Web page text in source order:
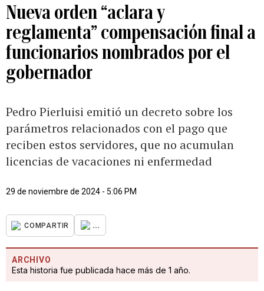
Nueva orden “aclara y
reglamenta” compensación final a
funcionarios nombrados por el
gobernador
Pedro Pierluisi emitió un decreto sobre los
parámetros relacionados con el pago que
reciben estos servidores, que no acumulan
licencias de vacaciones ni enfermedad
29 de noviembre de 2024 - 5:06 PM
COMPARTIR ...
ARCHIVO
Esta historia fue publicada hace más de 1 año.